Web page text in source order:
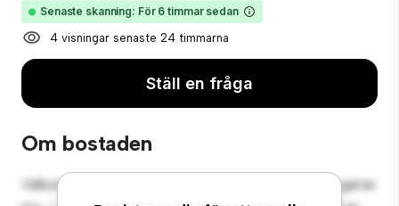
Senaste skanning: För 6 timmar sedan
4 visningar senaste 24 timmarna
Ställ en fråga
Om bostaden
Välkommen till ditt nya mysiga tillflyktsort på vanåsgatan